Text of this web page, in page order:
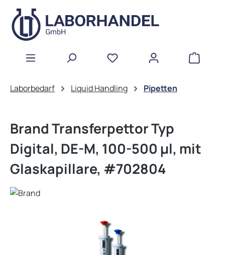
Zum Hauptinhalt springen
Laborbedarf Liquid Handling Pipetten
Brand Transferpettor Typ
Digital, DE-M, 100-500 µl, mit
Glaskapillare, #702804
Bildergalerie überspringen